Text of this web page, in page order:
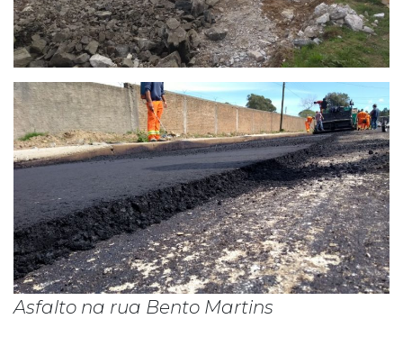
Asfalto na rua Bento Martins